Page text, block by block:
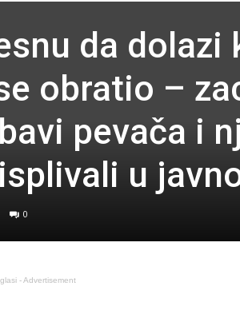
da dolazi
obratio –
pevača i
u
0
- Advertisement